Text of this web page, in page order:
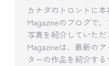
カナダのトロントに
Magazineのブログで
写真を紹介していた
Magazineは、最新の
ターの作品を紹介す